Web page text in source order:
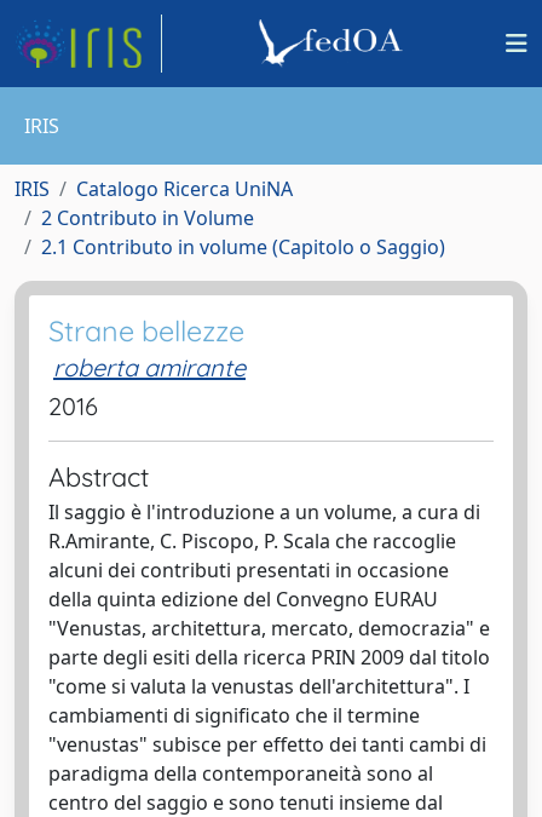
IRIS
IRIS
Catalogo Ricerca UniNA
2 Contributo in Volume
2.1 Contributo in volume (Capitolo o Saggio)
Strane bellezze
roberta amirante
2016
Abstract
Il saggio è l'introduzione a un volume, a cura di
R.Amirante, C. Piscopo, P. Scala che raccoglie
alcuni dei contributi presentati in occasione
della quinta edizione del Convegno EURAU
"Venustas, architettura, mercato, democrazia" e
parte degli esiti della ricerca PRIN 2009 dal titolo
"come si valuta la venustas dell'architettura". I
cambiamenti di significato che il termine
"venustas" subisce per effetto dei tanti cambi di
paradigma della contemporaneità sono al
centro del saggio e sono tenuti insieme dal